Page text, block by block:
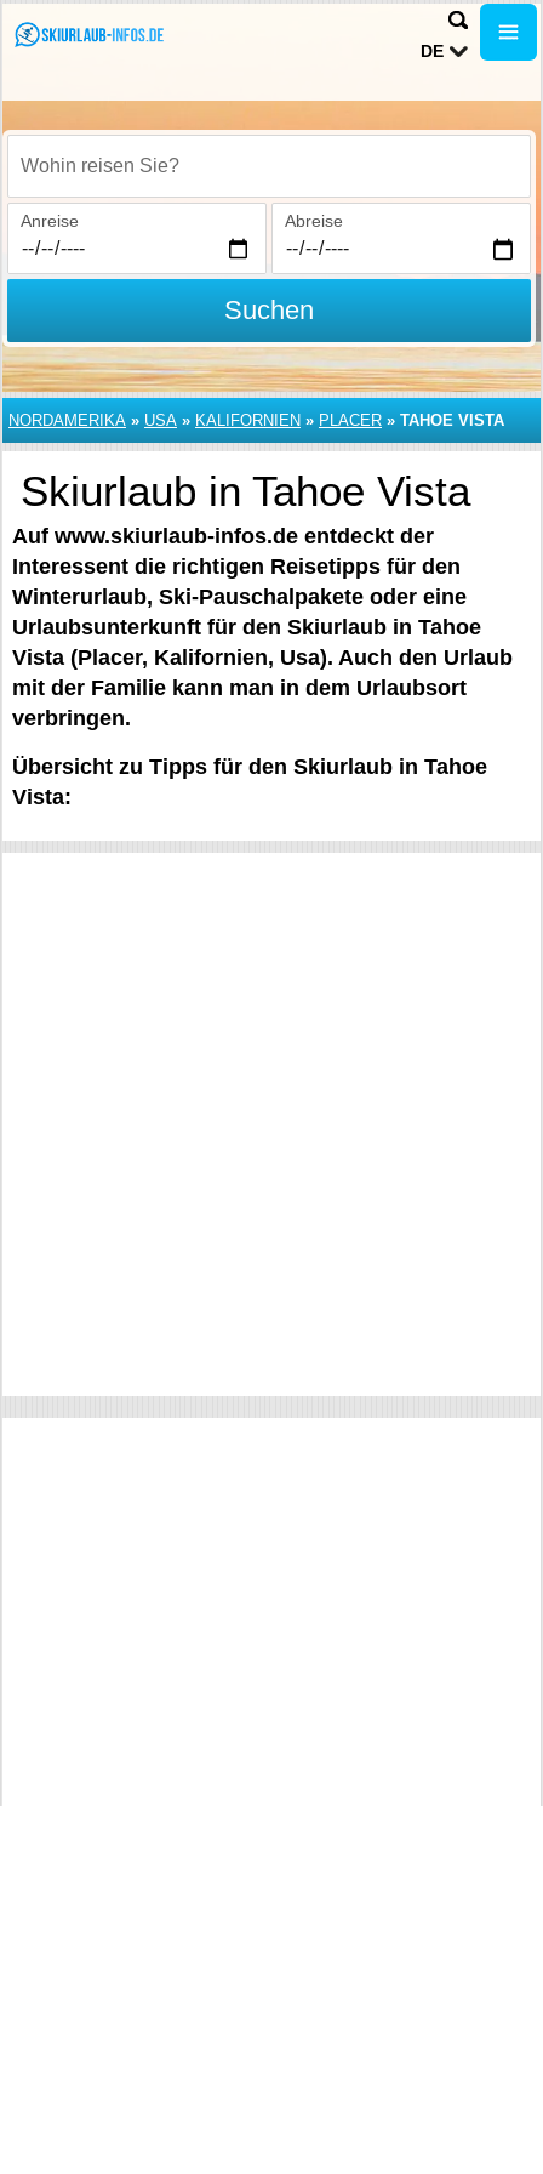
DE
Wohin reisen Sie?
Anreise Abreise
Suchen
NORDAMERIKA » USA » KALIFORNIEN » PLACER » TAHOE VISTA
Skiurlaub in Tahoe Vista
Auf www.skiurlaub-infos.de entdeckt der
Interessent die richtigen Reisetipps für den
Winterurlaub, Ski-Pauschalpakete oder eine
Urlaubsunterkunft für den Skiurlaub in Tahoe
Vista (Placer, Kalifornien, Usa). Auch den Urlaub
mit der Familie kann man in dem Urlaubsort
verbringen.
Übersicht zu Tipps für den Skiurlaub in Tahoe
Vista: